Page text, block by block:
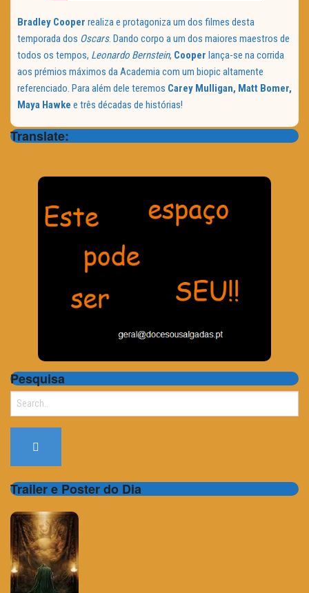
Bradley Cooper realiza e protagoniza um dos filmes desta
temporada dos Oscars. Dando corpo a um dos maiores maestros de
todos os tempos, Leonardo Bernstein, Cooper lança-se na corrida
aos prémios máximos da Academia com um biopic altamente
referenciado. Para além dele teremos Carey Mulligan, Matt Bomer,
Maya Hawke e três décadas de histórias!
Translate:
Pesquisa
Search
Trailer e Poster do Dia